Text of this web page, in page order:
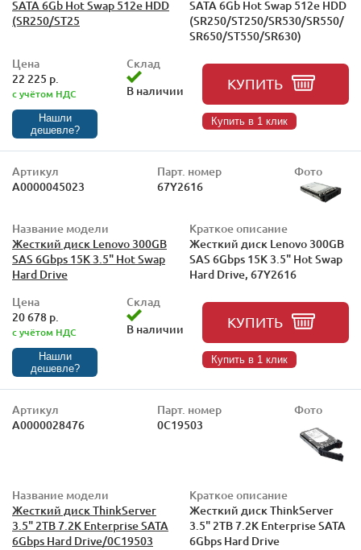
SATA 6Gb Hot Swap 512e HDD
(SR250/ST25
SATA 6Gb Hot Swap 512e HDD
(SR250/ST250/SR530/SR550/
SR650/ST550/SR630)
Цена
22 225 р.
с учётом НДС
Нашли
дешевле?
Склад
В наличии
КУПИТЬ
Купить в 1 клик
Артикул
А0000045023
Парт. номер
67Y2616
Фото
Название модели
Жесткий диск Lenovo 300GB
SAS 6Gbps 15K 3.5" Hot Swap
Hard Drive
Краткое описание
Жесткий диск Lenovo 300GB
SAS 6Gbps 15K 3.5" Hot Swap
Hard Drive, 67Y2616
Цена
20 678 р.
с учётом НДС
Нашли
дешевле?
Склад
В наличии
КУПИТЬ
Купить в 1 клик
Артикул
А0000028476
Парт. номер
0C19503
Фото
Название модели
Жесткий диск ThinkServer
3.5" 2TB 7.2K Enterprise SATA
6Gbps Hard Drive/0C19503
Краткое описание
Жесткий диск ThinkServer
3.5" 2TB 7.2K Enterprise SATA
6Gbps Hard Drive